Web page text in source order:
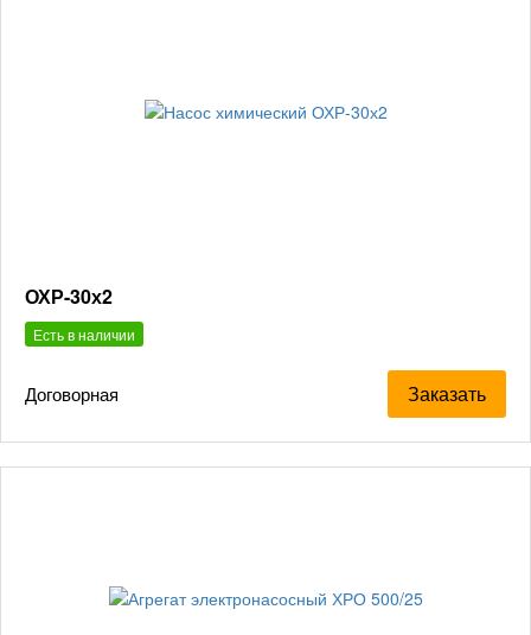
ОХР-30х2
Есть в наличии
Договорная Заказать